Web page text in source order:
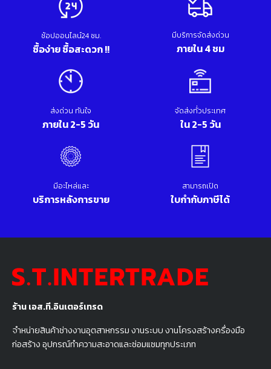
เครื่องยนต์ เครื่องมือซ่อมรถยนต์
เครื่องเชื่อม อุปกรณ์เชื่อม
เฟอร์นิเจอร์สำนักงาน
เฟอร์นิเจอร์สำหรับบ้าน
ร้าน เอส.ที.อินเตอร์เทรด
จำหน่ายสินค้าช่างงานอุตสาหกรรม งานระบบ งานโครงสร้างครื่องมือ
ก่อสร้าง อุปกรณ์ทำความสะอาดและซ่อมแซมทุกประเภท
ช้อปออนไลน์24 ชม.
ซื้อง่าย ซื้อสะดวก !!
มีบริการจัดส่งด่วน
ภายใน 4 ชม
ส่งด่วน ทันใจ
ภายใน 2-5 วัน
จัดส่งทั่วประเทศ
ใน 2-5 วัน
มีอะไหล่และ
บริการหลังการขาย
สามารถเปิด
ใบกำกับภาษีได้